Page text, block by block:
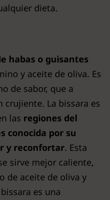
dieta.
habas o guisantes
y aceite de oliva. Es
de sabor, que a
crujiente. La bissara es
las regiones del
conocida por su
y reconfortar. Esta
sirve mejor caliente,
de aceite de oliva y
es una